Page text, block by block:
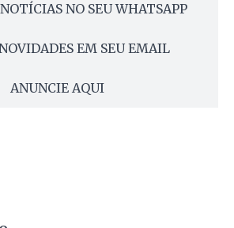
NO SEU WHATSAPP
EM SEU EMAIL
ANUNCIE AQUI